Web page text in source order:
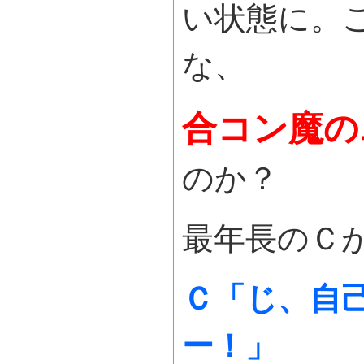
い状態に。
な、
合コン魔
のか？
最年長のＣ
Ｃ「じ、自
ー！」